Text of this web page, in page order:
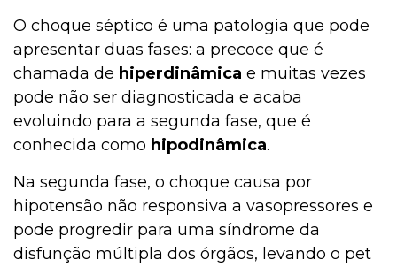
O choque séptico é uma patologia que pode
apresentar duas fases: a precoce que é
chamada de hiperdinâmica e muitas vezes
pode não ser diagnosticada e acaba
evoluindo para a segunda fase, que é
conhecida como hipodinâmica.
Na segunda fase, o choque causa por
hipotensão não responsiva a vasopressores e
pode progredir para uma síndrome da
disfunção múltipla dos órgãos, levando o pet